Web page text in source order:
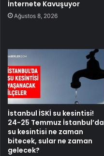
İnternete Kavuşuyor
Ağustos 8, 2026
İstanbul İSKİ su kesintisi!
24-25 Temmuz İstanbul’da
su kesintisi ne zaman
bitecek, sular ne zaman
gelecek?